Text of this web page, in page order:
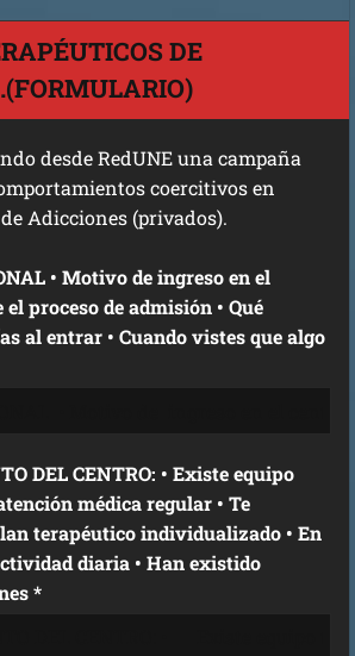
DE
desde RedUNE una campaña
coercitivos en
Adicciones (privados).
en el
el proceso de admisión • Qué
al entrar • Cuando vistes que algo
DEL CENTRO: • Existe equipo
médica regular • Te
terapéutico individualizado • En
diaria • Han existido
*